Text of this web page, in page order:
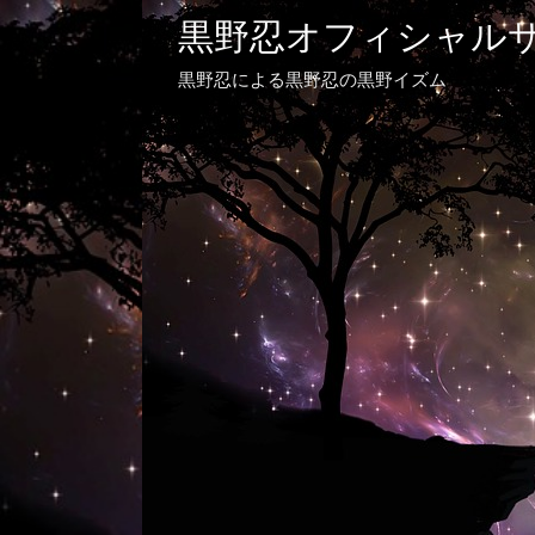
黒野忍オフィシャル
黒野忍による黒野忍の黒野イズム